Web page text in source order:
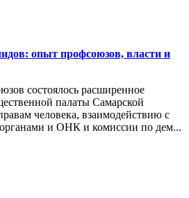
опыт профсоюзов, власти и
состоялось расширенное
палаты Самарской
человека, взаимодействию с
и ОНК и комиссии по дем...